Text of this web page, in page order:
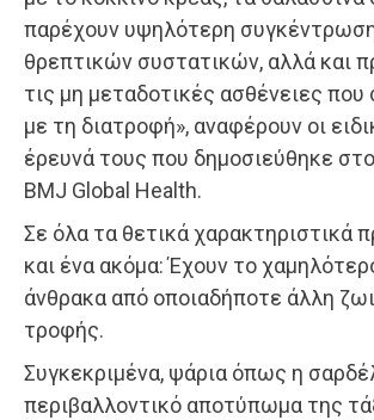
παρέχουν υψηλότερη
θρεπτικών συστατικών, αλλά και
τις μη μεταδοτικές ασθένειες που
με τη διατροφή», αναφέρουν οι
έρευνά τους που δημοσιεύθηκε
BMJ Global Health.
Σε όλα τα θετικά χαρακτηριστικά
και ένα ακόμα: Έχουν το
άνθρακα από οποιαδήποτε άλλη
τροφής.
Συγκεκριμένα, ψάρια όπως η
περιβαλλοντικό αποτύπωμα της